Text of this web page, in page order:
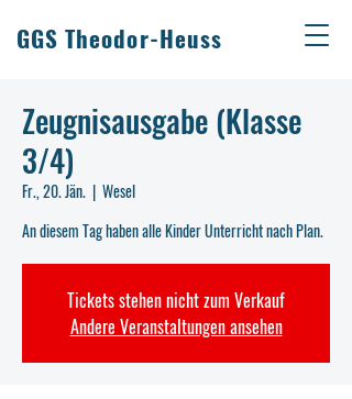
GGS Theodor-Heuss
Zeugnisausgabe (Klasse
3/4)
Fr., 20. Jän.
  |
Wesel
An diesem Tag haben alle Kinder Unterricht nach Plan.
Tickets stehen nicht zum Verkauf
Andere Veranstaltungen ansehen